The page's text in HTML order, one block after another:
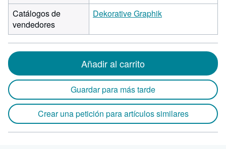
Catálogos de
vendedores
Dekorative Graphik
Añadir al carrito
Guardar para más tarde
Crear una petición para artículos similares